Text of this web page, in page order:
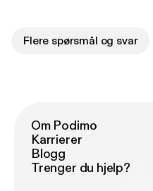
Flere spørsmål og svar
Om Podimo
Karrierer
Blogg
Trenger du hjelp?